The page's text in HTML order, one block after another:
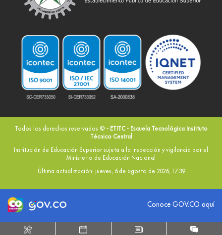
Todos los derechos reservados © - ETITC - Escuela Tecnológica Instituto
Técnico Central
Institución de Educación Superior sujeta a la inspección y vigilancia por el
Ministerio de Educación Nacional
Última actualización: jueves, 6 de agosto de 2026, 17:39
Logo marca ColombiaLogo Gobierno de ColombiaConoce GOV.CO aquí